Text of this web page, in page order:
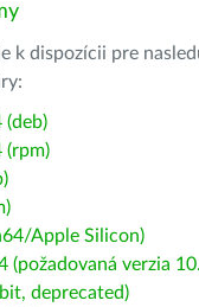
k dispozícii pre
(deb)
(rpm)
Apple Silicon)
(požadovaná verzia
deprecated)